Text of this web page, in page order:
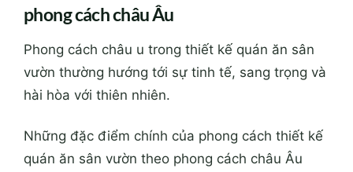
phong cách châu Âu
Phong cách châu u trong thiết kế quán ăn sân
vườn thường hướng tới sự tinh tế, sang trọng và
hài hòa với thiên nhiên.
Những đặc điểm chính của phong cách thiết kế
quán ăn sân vườn theo phong cách châu Âu